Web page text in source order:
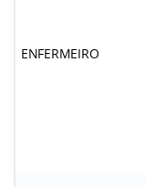
ENFERMEIRO